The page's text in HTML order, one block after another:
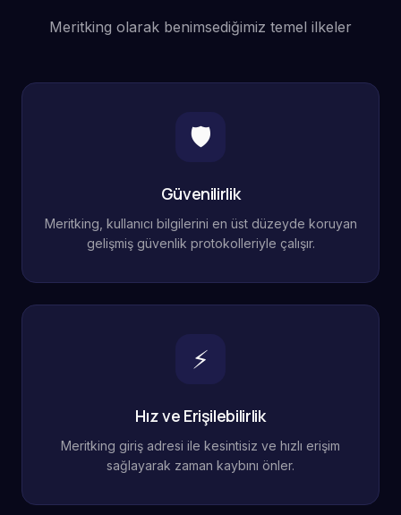
Meritking olarak benimsediğimiz temel ilkeler
🛡️
Güvenilirlik
Meritking, kullanıcı bilgilerini en üst düzeyde koruyan
gelişmiş güvenlik protokolleriyle çalışır.
⚡
Hız ve Erişilebilirlik
Meritking giriş adresi ile kesintisiz ve hızlı erişim
sağlayarak zaman kaybını önler.